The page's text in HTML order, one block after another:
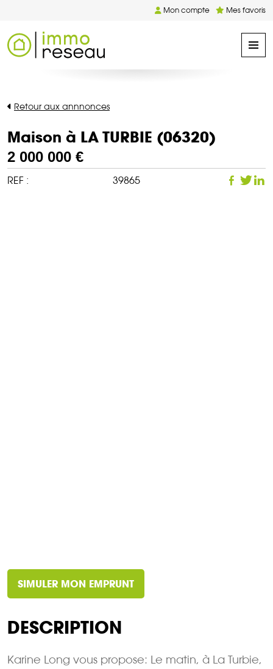
Mon compte Mes favoris
Retour aux annnonces
Maison à LA TURBIE (06320)
2 000 000 €
REF : 39865
SIMULER MON EMPRUNT
DESCRIPTION
Karine Long vous propose: Le matin, à La Turbie,